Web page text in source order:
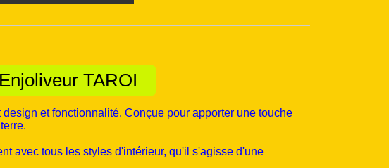
TAROI
design et fonctionnalité. Conçue pour apporter une touche
avec tous les styles d'intérieur, qu'il s'agisse d'une